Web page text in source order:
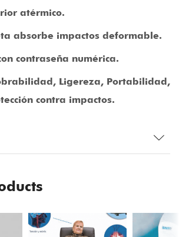
atérmico.
absorbe impactos deformable.
contraseña numérica.
Ligereza, Portabilidad,
contra impactos.